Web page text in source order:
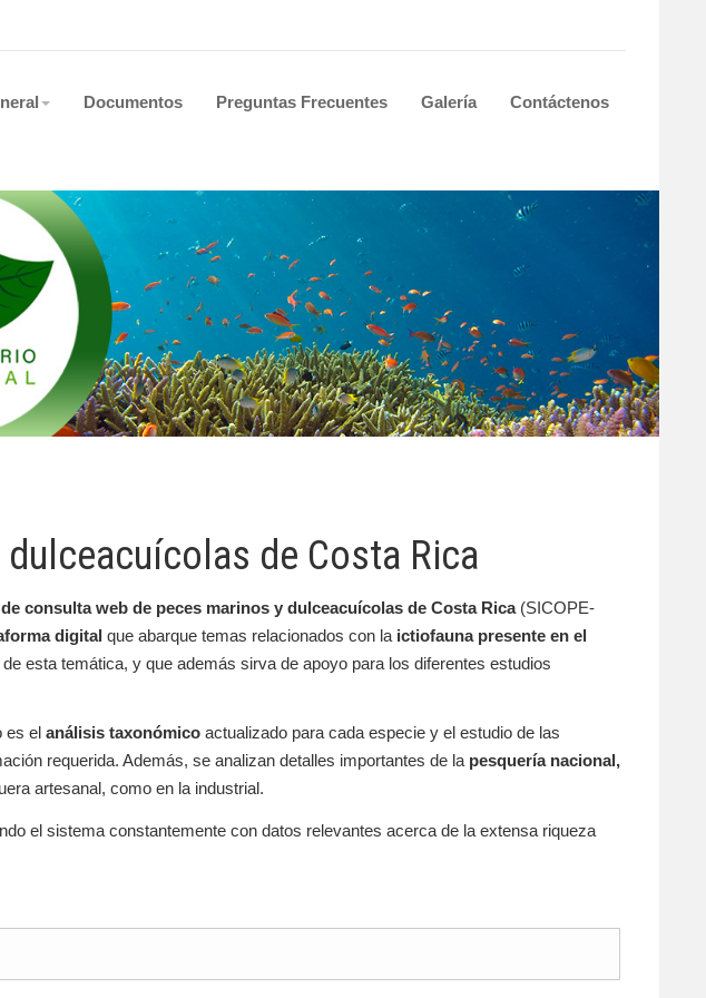
Documentos Preguntas Frecuentes Galería Contáctenos
de Costa Rica
consulta web de peces marinos y dulceacuícolas de Costa Rica(SICOPE-
digital que abarque temas relacionados con la ictiofauna presente en el
esta temática, y que además sirva de apoyo para los diferentes estudios
es el análisis taxonómico actualizado para cada especie y el estudio de las
requerida. Además, se analizan detalles importantes de la pesquería nacional,
artesanal, como en la industrial.
el sistema constantemente con datos relevantes acerca de la extensa riqueza